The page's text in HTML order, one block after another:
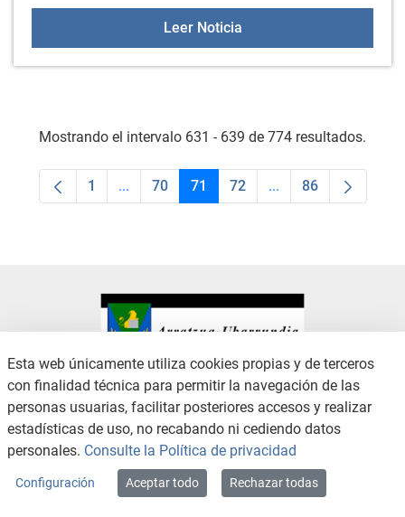
Leer NoticiaOficina de información y
Mostrando el intervalo 631 - 639 de 774 resultados.
Página
1 ...Páginas intermedias Use TAB para
Página
70 Página
71 Página
72 ...PáginasPágina
86
CONTACTO
AVISO LEGAL
CANAL DE DENUNCIAS
POLÍTICA DE PRIVACIDAD
POLÍTICA DE COOKIES
ACCESIBILIDAD
Copyright © 2026 / Excmo. arratzua | Todos los derechos reservados.
Esta web únicamente utiliza cookies propias y de terceros
con finalidad técnica para permitir la navegación de las
personas usuarias, facilitar posteriores accesos y realizar
estadísticas de uso, no recabando ni cediendo datos
personales. Consulte la Política de privacidad
Configuración Aceptar todo Rechazar todas